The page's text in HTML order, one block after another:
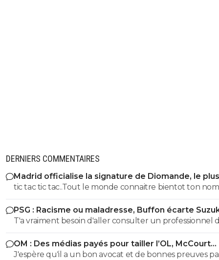
DERNIERS COMMENTAIRES
Madrid officialise la signature de Diomande, le
transfert de son histoire
tic tac tic tac..Tout le monde connaitre bientot ton nom
prénom et adresse !! tu avais été prévenu... tu continue
ton mariolle ! faudra pas que tu viennes chialer
dernière fois gros bouffon et assumer pour une fois
vie petit provocateur
PSG : Racisme ou maladresse, Buffon écarte
T'a vraiment besoin d'aller consulter un professionnel
santé...tu vois des fachos partout toi gros malade mdr
OM : Des médias payés pour tailler l’OL, McCourt
accusé
J'espère qu'il a un bon avocat et de bonnes preuves